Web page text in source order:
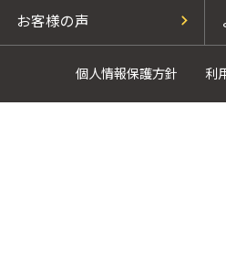
お客様の声
個人情報保護方針 利